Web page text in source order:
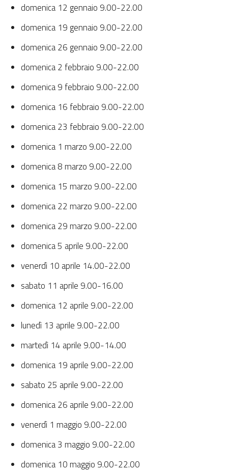
domenica 12 gennaio 9.00-22.00
domenica 19 gennaio 9.00-22.00
domenica 26 gennaio 9.00-22.00
domenica 2 febbraio 9.00-22.00
domenica 9 febbraio 9.00-22.00
domenica 16 febbraio 9.00-22.00
domenica 23 febbraio 9.00-22.00
domenica 1 marzo 9.00-22.00
domenica 8 marzo 9.00-22.00
domenica 15 marzo 9.00-22.00
domenica 22 marzo 9.00-22.00
domenica 29 marzo 9.00-22.00
domenica 5 aprile 9.00-22.00
venerdì 10 aprile 14.00-22.00
sabato 11 aprile 9.00-16.00
domenica 12 aprile 9.00-22.00
lunedì 13 aprile 9.00-22.00
martedì 14 aprile 9.00-14.00
domenica 19 aprile 9.00-22.00
sabato 25 aprile 9.00-22.00
domenica 26 aprile 9.00-22.00
venerdì 1 maggio 9.00-22.00
domenica 3 maggio 9.00-22.00
domenica 10 maggio 9.00-22.00